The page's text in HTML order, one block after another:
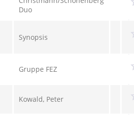
Duo
Synopsis
Gruppe FEZ
Kowald, Peter